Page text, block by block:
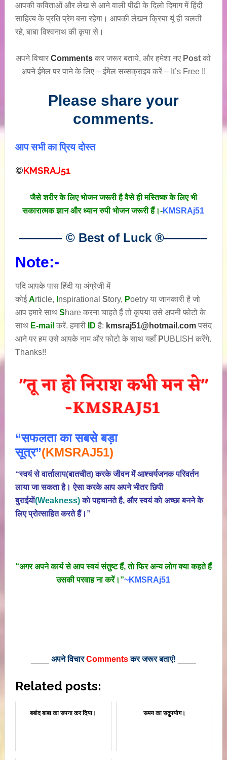
आपकी कविताओं और लेख से आने वाली पीढ़ी के दिलो दिमाग में हिंदी
साहित्य के प्रति प्रेम बना रहेगा। आपकी लेखन क्रिया यूं ही चलती
रहे, बाबा विश्वनाथ की कृपा से।
अपने विचारComments कर जरूर बताये, और हमेशा नए Post को
अपने ईमेल पर पाने के लिए – ईमेल सब्सक्राइब करें – It’s Free !!
Please share your
comments.
आप सभी का प्रिय दोस्त
©KMSRAJ51
जैसे शरीर के लिए भोजन जरूरी है वैसे ही मस्तिष्क के लिए भी
सकारात्मक ज्ञान और ध्यान रुपी भोजन जरूरी हैं।-KMSRAj51
———– © Best of Luck®———–
Note:-
यदि आपके पास हिंदी या अंग्रेजी में
कोईArticle, nspirational Story, Poetryया जानकारी है जो
आप हमारे साथ Share करना चाहते हैं तो कृपया उसे अपनी फोटो के
साथ E-mail करें. हमारी ID है: kmsraj51@hotmail.com पसंद
आने पर हम उसे आपके नाम और फोटो के साथ यहाँ PUBLISH करेंगे.
Thanks!!
“सफलता का सबसे बड़ा
सूत्र”(KMSRAJ51)
“स्वयं से वार्तालाप(बातचीत) करके जीवन में आश्चर्यजनक परिवर्तन
लाया जा सकता है। ऐसा करके आप अपने भीतर छिपी
बुराईयाें(Weakness)काे पहचानते है, और स्वयं काे अच्छा बनने के
लिए प्रोत्साहित करते हैं।”
“अगर अपने कार्य से आप स्वयं संतुष्ट हैं, ताे फिर अन्य लोग क्या कहते हैं
उसकी परवाह ना करें।”~KMSRAj51
अपने विचारCommentsकर जरूर बताएं!
Related posts:
बर्बाद बाबा का सपना कर दिया। समय का सदुपयोग।